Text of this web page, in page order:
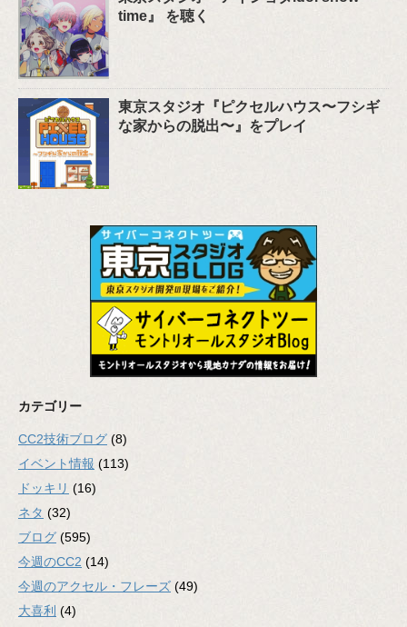
time』 を聴く
東京スタジオ『ピクセルハウス〜フシギ
な家からの脱出〜』をプレイ
カテゴリー
CC2技術ブログ (8)
イベント情報 (113)
ドッキリ (16)
ネタ (32)
ブログ (595)
今週のCC2 (14)
今週のアクセル・フレーズ (49)
大喜利 (4)